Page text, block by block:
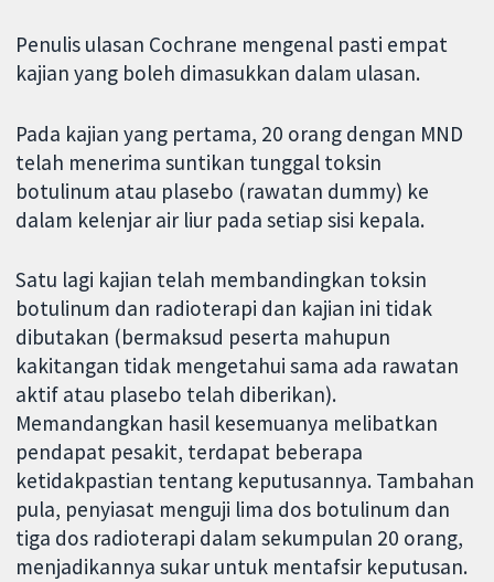
Penulis ulasan Cochrane mengenal pasti empat
kajian yang boleh dimasukkan dalam ulasan.
Pada kajian yang pertama, 20 orang dengan MND
telah menerima suntikan tunggal toksin
botulinum atau plasebo (rawatan dummy) ke
dalam kelenjar air liur pada setiap sisi kepala.
Satu lagi kajian telah membandingkan toksin
botulinum dan radioterapi dan kajian ini tidak
dibutakan (bermaksud peserta mahupun
kakitangan tidak mengetahui sama ada rawatan
aktif atau plasebo telah diberikan).
Memandangkan hasil kesemuanya melibatkan
pendapat pesakit, terdapat beberapa
ketidakpastian tentang keputusannya. Tambahan
pula, penyiasat menguji lima dos botulinum dan
tiga dos radioterapi dalam sekumpulan 20 orang,
menjadikannya sukar untuk mentafsir keputusan.